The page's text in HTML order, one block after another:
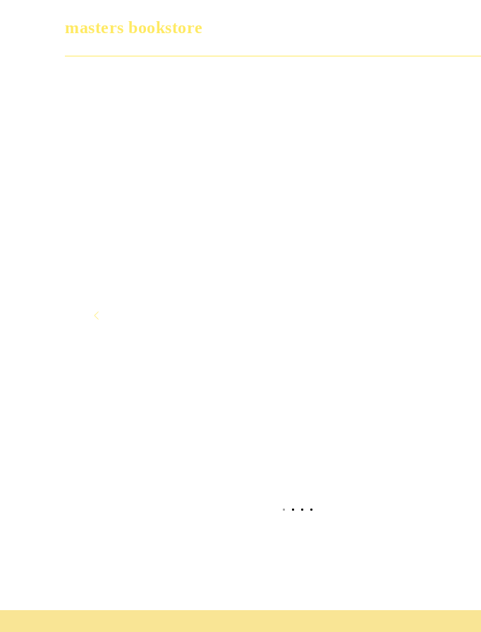
masters bookstore